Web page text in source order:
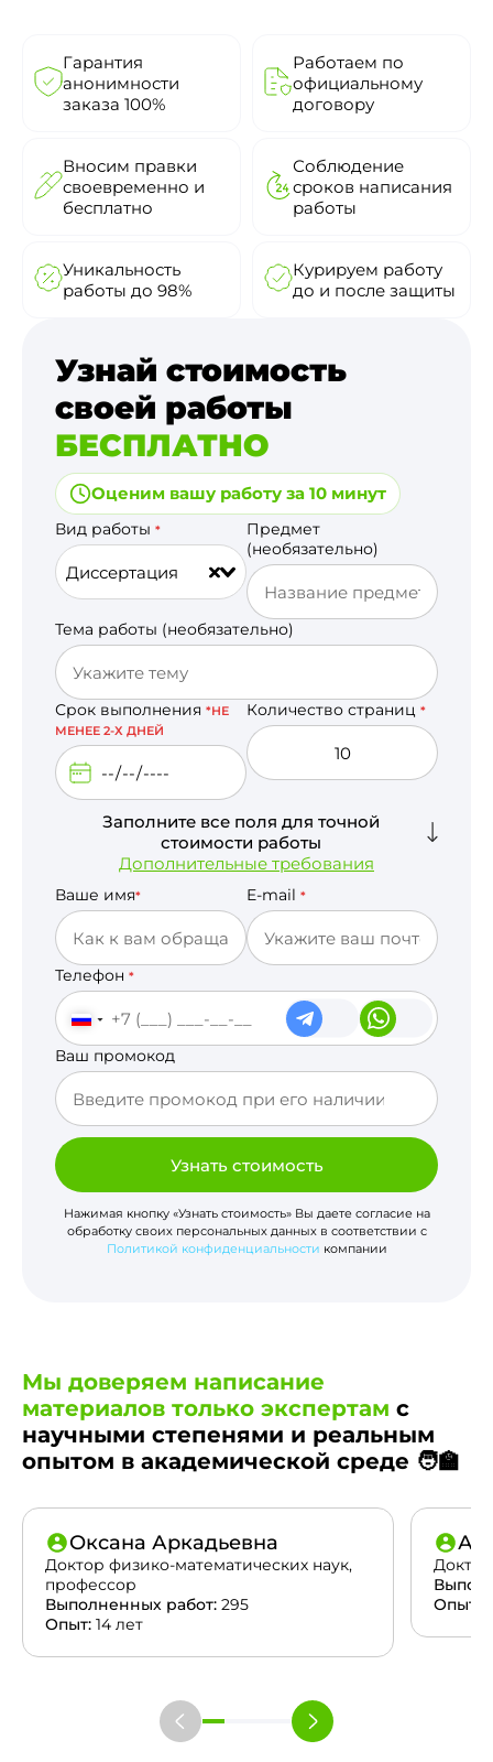
Гарантия
анонимности
заказа 100%
Работаем по
официальному
договору
Вносим правки
своевременно и
бесплатно
Соблюдение
сроков написания
работы
Уникальность
работы до 98%
Курируем работу
до и после защиты
Узнай стоимость
своей работы
БЕСПЛАТНО
Оценим вашу работу за 10 минут
Вид работы *
Диссертация
Предмет
(необязательно)
Тема работы (необязательно)
Срок выполнения *НЕ
МЕНЕЕ 2-Х ДНЕЙ
Количество страниц *
Заполните все поля для точной
стоимости работы
Дополнительные требования
Ваше имя* E-mail *
Телефон *
Ваш промокод
Узнать стоимость
Нажимая кнопку «Узнать стоимость» Вы даете согласие на
обработку своих персональных данных в соответствии с
Политикой конфиденциальности компании
Мы доверяем написание
материалов только экспертам с
научными степенями и реальным
опытом в академической среде 🧑‍🏫
Оксана Аркадьевна
Доктор физико-математических наук,
профессор
Выполненных работ: 295
Опыт: 14 лет
Опыт: